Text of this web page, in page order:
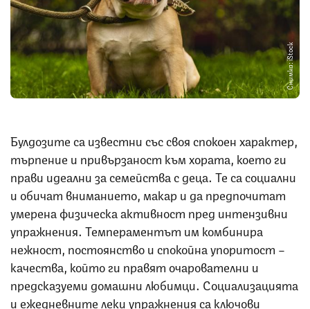
Снимка: iStock
Булдозите са известни със своя спокоен характер,
търпение и привързаност към хората, което ги
прави идеални за семейства с деца. Те са социални
и обичат вниманието, макар и да предпочитат
умерена физическа активност пред интензивни
упражнения. Темпераментът им комбинира
нежност, постоянство и спокойна упоритост –
качества, който ги правят очарователни и
предсказуеми домашни любимци. Социализацията
и ежедневните леки упражнения са ключови